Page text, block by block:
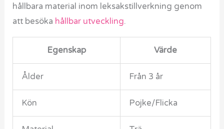
hållbara material inom leksakstillverkning genom
att besöka hållbar utveckling.
Egenskap Värde
Ålder Från 3 år
Kön Pojke/Flicka